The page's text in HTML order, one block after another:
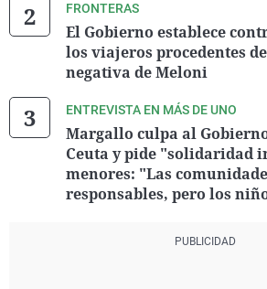
FRONTERAS
El Gobierno establece
los viajeros procedentes
negativa de Meloni
ENTREVISTA EN MÁS DE UNO
Margallo culpa al
Ceuta y pide "solidaridad
menores: "Las
responsables, pero los